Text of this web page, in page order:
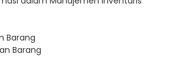
Barang
Barang